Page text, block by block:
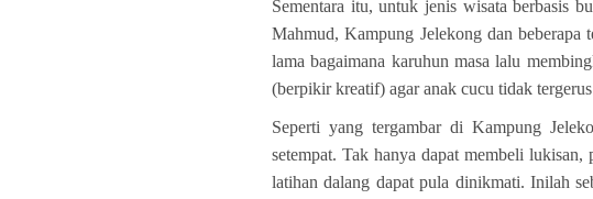
Sementara itu, untuk jenis wisata berbasis
Mahmud, Kampung Jelekong dan beberapa
lama bagaimana karuhun masa lalu
(berpikir kreatif) agar anak cucu tidak
Seperti yang tergambar di Kampung
setempat. Tak hanya dapat membeli
latihan dalang dapat pula dinikmati. Inilah